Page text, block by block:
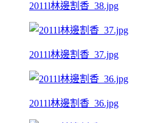
2011l林邊割香_38.jpg
2011l林邊割香_37.jpg
2011l林邊割香_36.jpg